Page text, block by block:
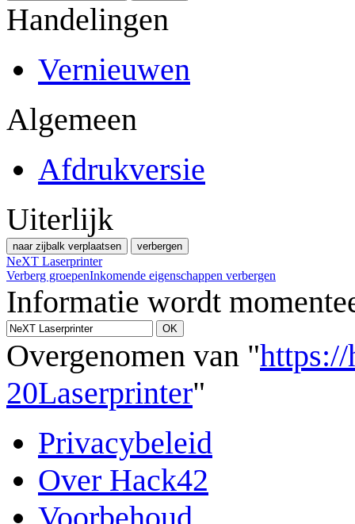
Handelingen
Vernieuwen
Algemeen
Afdrukversie
Uiterlijk
naar zijbalk verplaatsen verbergen
NeXT Laserprinter
Verberg groepenInkomende eigenschappen verbergen
Informatie wordt
Overgenomen van "
20Laserprinter"
Privacybeleid
Over Hack42